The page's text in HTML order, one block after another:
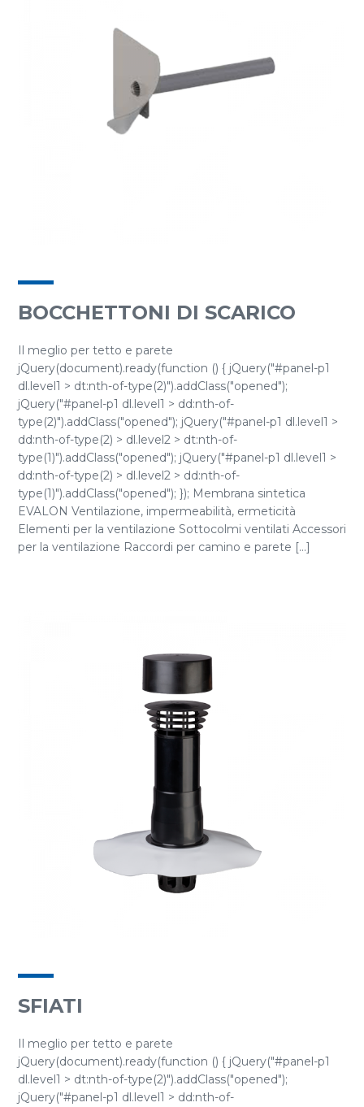
BOCCHETTONI DI SCARICO
Il meglio per tetto e parete
jQuery(document).ready(function () { jQuery("#panel-p1
dl.level1 > dt:nth-of-type(2)").addClass("opened");
jQuery("#panel-p1 dl.level1 > dd:nth-of-
type(2)").addClass("opened"); jQuery("#panel-p1 dl.level1 >
dd:nth-of-type(2) > dl.level2 > dt:nth-of-
type(1)").addClass("opened"); jQuery("#panel-p1 dl.level1 >
dd:nth-of-type(2) > dl.level2 > dd:nth-of-
type(1)").addClass("opened"); }); Membrana sintetica
EVALON Ventilazione, impermeabilità, ermeticità
Elementi per la ventilazione Sottocolmi ventilati Accessori
per la ventilazione Raccordi per camino e parete [...]
SFIATI
Il meglio per tetto e parete
jQuery(document).ready(function () { jQuery("#panel-p1
dl.level1 > dt:nth-of-type(2)").addClass("opened");
jQuery("#panel-p1 dl.level1 > dd:nth-of-